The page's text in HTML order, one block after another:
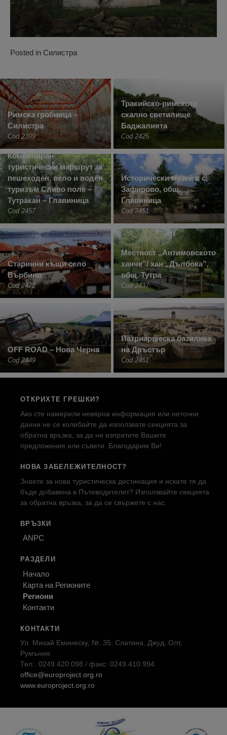
Posted in Силистра
Римска гробница –
Силистра
Cod 2399
Тракийско-римското
скално светилище
Баджалията
Cod 2425
Комбиниран
туристически маршрут за
пешеходен, вело и воден
туризъм Сливо поле –
Тутракан – Главиница
Cod 2457
Исторически музей в с.
Зафирово, общ.
Главиница
Cod 2451
Старинни къщи село
Върбино
Cod 2472
Местност „Антимовското
ханче”/ хан „Дълбока”,
общ. Тутра
Cod 2437
OFF ROAD – Нова Черна
Cod 2449
Патриаршеска базилика
на Дръстър
Cod 2461
ОТКРИХТЕ ГРЕШКИ?
Ако сте намерили невярна информация или неточни
данни не се колебайте да използвате секцията за
обратна връзка, за да ни изпратите Вашите
предложения или съвети. Благодарим Ви!
НОВА ЗАБЕЛЕЖИТЕЛНОСТ?
Знаете за нова туристическа дестинация и искате тя да
бъде добавена в Пътеводителят? Използвайте секцията
за обратна връзка, за да се свържете с нас.
ВРЪЗКИ
ANPC
РАЗДЕЛИ
Начало
Карта на Регионите
Региони
Контакти
КОНТАКТИ
Ул. Михай Еминеску, Nr. 35, Слатина, Джуд. Олт,
Румъния
Тел:. 0249.420.098 / факс: 0249.410.994
office@europroject.org.ro
www.europroject.org.ro